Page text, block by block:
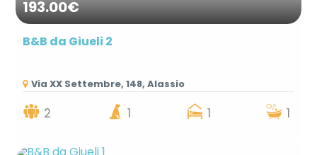
193.00€
B&B da Giueli 2
Via XX Settembre, 148, Alassio
2